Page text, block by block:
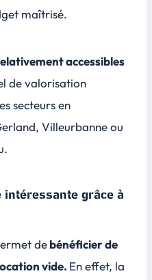
maîtrisé.
accessibles
de valorisation
secteurs en
Villeurbanne ou
grâce à
debénéficier de
vide. En effet, la